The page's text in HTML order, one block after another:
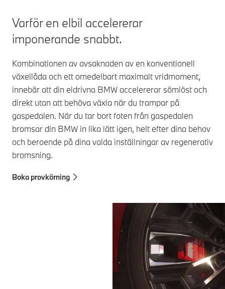
externt exciterade
synkronmotorer, så
kallat EESM.
Varför en elbil accelererar
imponerande snabbt.
Kombinationen av avsaknaden av en konventionell
växellåda och ett omedelbart maximalt vridmoment,
innebär att din eldrivna BMW accelererar sömlöst och
direkt utan att behöva växla när du trampar på
gaspedalen. När du tar bort foten från gaspedalen
bromsar din BMW in lika lätt igen, helt efter dina behov
och beroende på dina valda inställningar av regenerativ
bromsning.
Boka provkörning